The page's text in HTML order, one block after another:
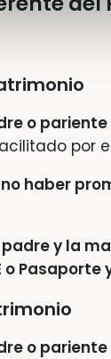
o
por
haber
y la
Pasaporte
o